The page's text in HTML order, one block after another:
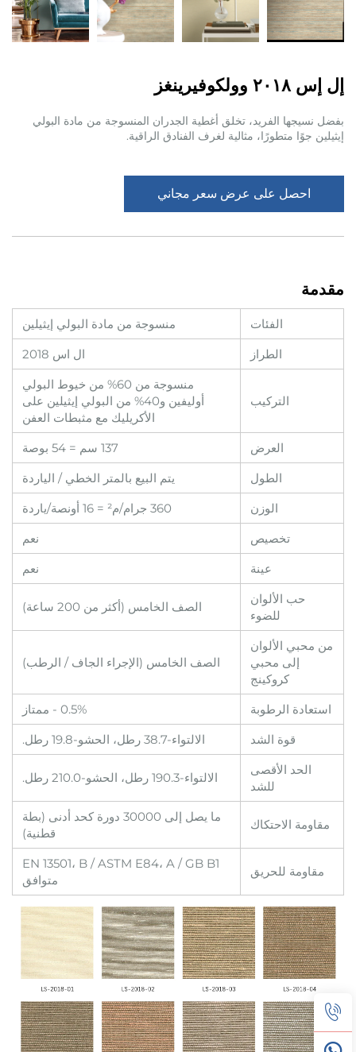
إل إس ٢٠١٨ وولكوفيرينغز
بفضل نسيجها الفريد، تخلق أغطية الجدران المنسوجة من مادة البولي
إيثيلين جوًا متطورًا، مثالية لغرف الفنادق الراقية.
احصل على عرض سعر مجاني
مقدمة
الفئات
منسوجة من مادة البولي إيثيلين
الطراز
ال اس 2018
التركيب
منسوجة من 60% من خيوط البولي
أوليفين و40% من البولي إيثيلين على
الأكريليك مع مثبطات العفن
العرض
137 سم = 54 بوصة
الطول
يتم البيع بالمتر الخطي / الياردة
الوزن
360 جرام/م² = 16 أونصة/ياردة
تخصيص
نعم
عينة
نعم
حب الألوان
للضوء
الصف الخامس (أكثر من 200 ساعة)
من محبي الألوان
إلى محبي
كروكينج
الصف الخامس (الإجراء الجاف / الرطب)
استعادة الرطوبة
0.5% - ممتاز
قوة الشد
الالتواء-38.7 رطل، الحشو-19.8 رطل.
الحد الأقصى
للشد
الالتواء-190.3 رطل، الحشو-210.0 رطل.
مقاومة الاحتكاك
ما يصل إلى 30000 دورة كحد أدنى (بطة
قطنية)
مقاومة للحريق
EN 13501، B / ASTM E84، A / GB B1
متوافق